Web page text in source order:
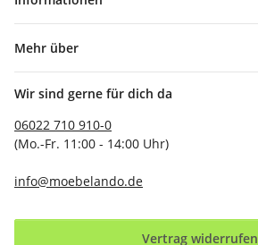
Mehr über
Wir sind gerne für dich da
06022 710 910-0
(Mo.-Fr. 11:00 - 14:00 Uhr)
info@moebelando.de
Vertrag widerrufen